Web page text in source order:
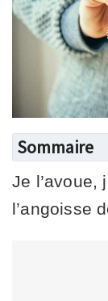
Sommaire
Je l’avoue,
l’angoisse